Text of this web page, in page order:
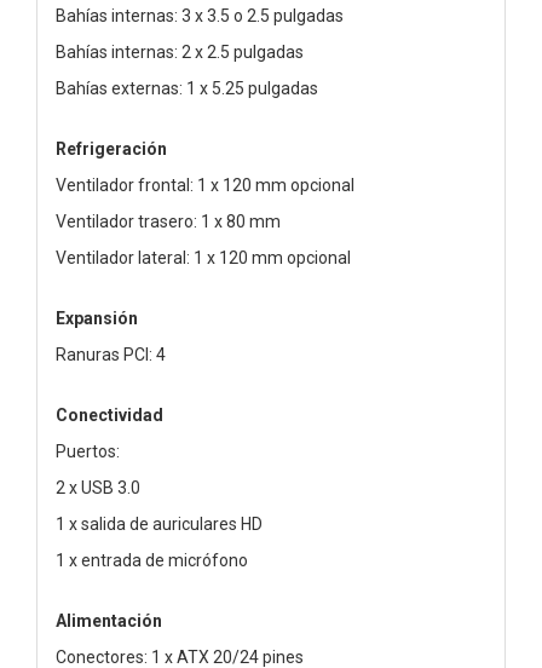
Bahías internas: 3 x 3.5 o 2.5 pulgadas
Bahías internas: 2 x 2.5 pulgadas
Bahías externas: 1 x 5.25 pulgadas
Refrigeración
Ventilador frontal: 1 x 120 mm opcional
Ventilador trasero: 1 x 80 mm
Ventilador lateral: 1 x 120 mm opcional
Expansión
Ranuras PCI: 4
Conectividad
Puertos:
2 x USB 3.0
1 x salida de auriculares HD
1 x entrada de micrófono
Alimentación
Conectores: 1 x ATX 20/24 pines